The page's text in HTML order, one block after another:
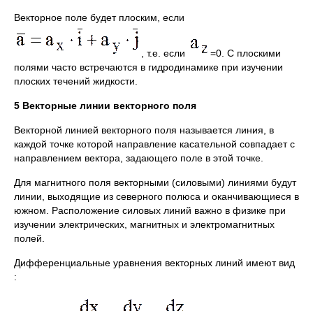
Векторное поле будет плоским, если
, т.е. если
=0. С плоскими
полями часто встречаются в гидродинамике при изучении
плоских течений жидкости.
5 Векторные линии векторного поля
Векторной линией векторного поля называется линия, в
каждой точке которой направление касательной совпадает с
направлением вектора, задающего поле в этой точке.
Для магнитного поля векторными (силовыми) линиями будут
линии, выходящие из северного полюса и оканчивающиеся в
южном. Расположение силовых линий важно в физике при
изучении электрических, магнитных и электромагнитных
полей.
Дифференциальные уравнения векторных линий имеют вид
: